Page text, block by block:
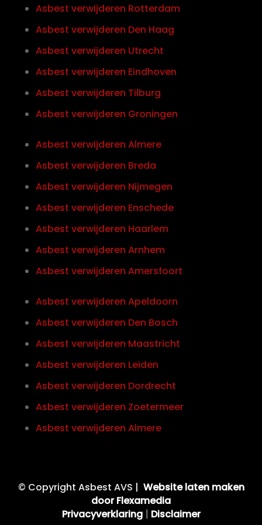
Asbest verwijderen Rotterdam
Asbest verwijderen Den Haag
Asbest verwijderen Utrecht
Asbest verwijderen Eindhoven
Asbest verwijderen Tilburg
Asbest verwijderen Groningen
Asbest verwijderen Almere
Asbest verwijderen Breda
Asbest verwijderen Nijmegen
Asbest verwijderen Enschede
Asbest verwijderen Haarlem
Asbest verwijderen Arnhem
Asbest verwijderen Amersfoort
Asbest verwijderen Apeldoorn
Asbest verwijderen Den Bosch
Asbest verwijderen Maastricht
Asbest verwijderen Leiden
Asbest verwijderen Dordrecht
Asbest verwijderen Zoetermeer
Asbest verwijderen Almere
© Copyright Asbest AVS | Website laten maken
door Flexamedia
Privacyverklaring| Disclaimer